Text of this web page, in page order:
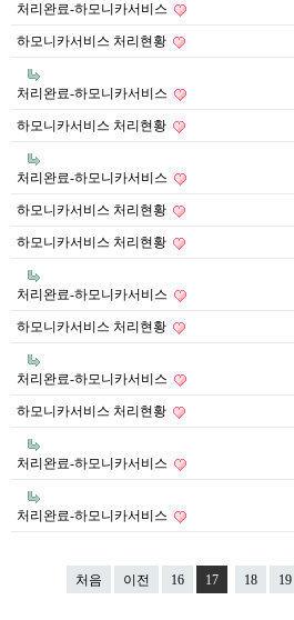
처리완료-하모니카서비스
하모니카서비스 처리현황
처리완료-하모니카서비스
하모니카서비스 처리현황
처리완료-하모니카서비스
하모니카서비스 처리현황
하모니카서비스 처리현황
처리완료-하모니카서비스
하모니카서비스 처리현황
처리완료-하모니카서비스
하모니카서비스 처리현황
처리완료-하모니카서비스
처리완료-하모니카서비스
처음 이전 16 17 18 19